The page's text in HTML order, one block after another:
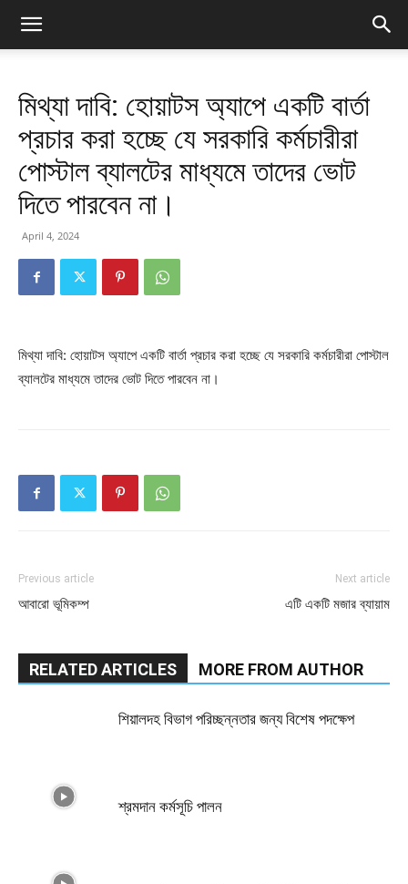
মিথ্যা দাবি: হোয়াটস অ্যাপে একটি বার্তা
প্রচার করা হচ্ছে যে সরকারি কর্মচারীরা
পোস্টাল ব্যালটের মাধ্যমে তাদের ভোট
দিতে পারবেন না।
April 4, 2024
মিথ্যা দাবি: হোয়াটস অ্যাপে একটি বার্তা প্রচার করা হচ্ছে যে সরকারি কর্মচারীরা পোস্টাল
ব্যালটের মাধ্যমে তাদের ভোট দিতে পারবেন না।
Previous article
আবারো ভূমিকম্প
Next article
এটি একটি মজার ব্যায়াম
RELATED ARTICLES MORE FROM AUTHOR
শিয়ালদহ বিভাগ পরিচ্ছন্নতার জন্য বিশেষ পদক্ষেপ
শ্রমদান কর্মসূচি পালন